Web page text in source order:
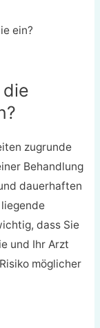
ein?
zugrunde
Behandlung
dauerhaften
dass Sie
und Ihr Arzt
möglicher